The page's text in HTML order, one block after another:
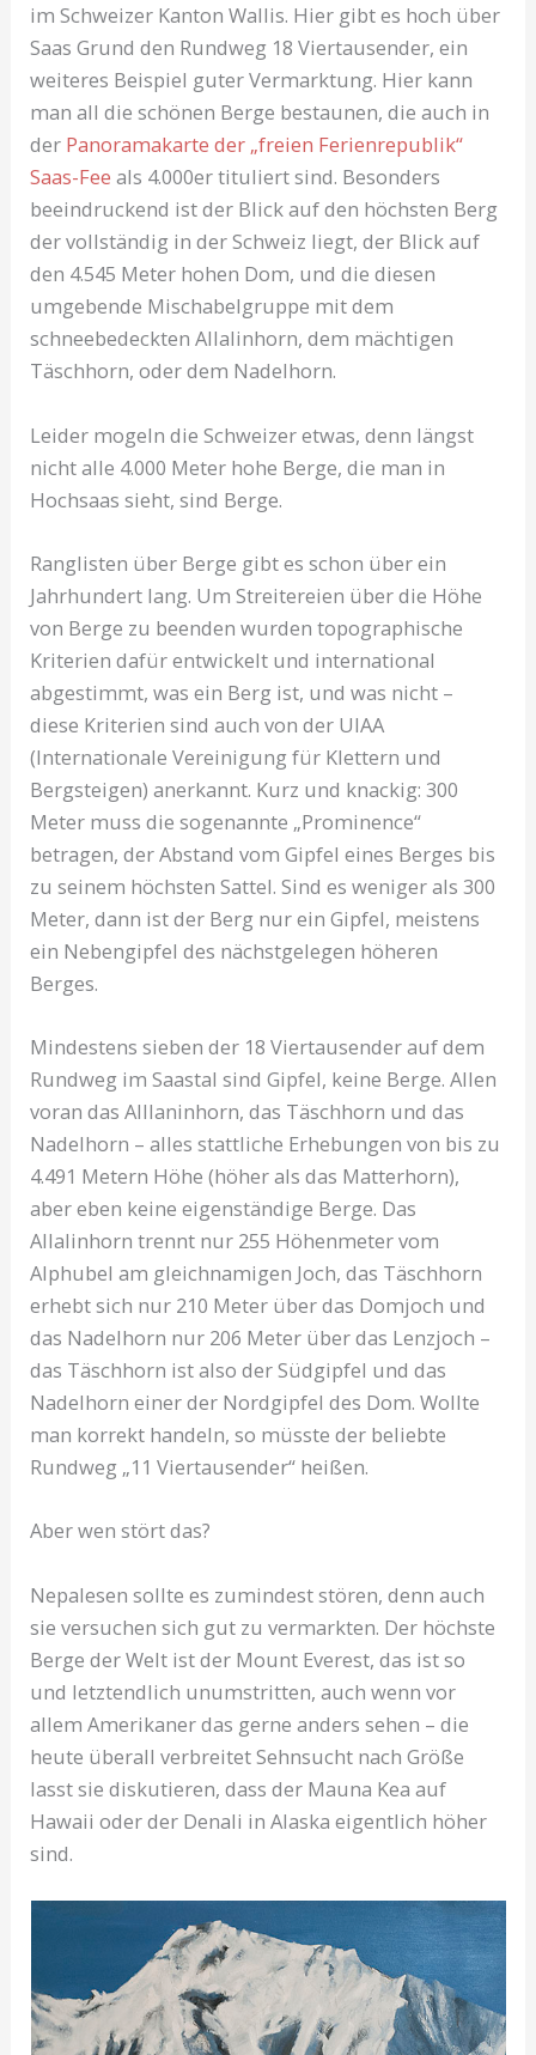
im Schweizer Kanton Wallis. Hier gibt es hoch über
Saas Grund den Rundweg 18 Viertausender, ein
weiteres Beispiel guter Vermarktung. Hier kann
man all die schönen Berge bestaunen, die auch in
der Panoramakarte der „freien Ferienrepublik“
Saas-Feeals 4.000er tituliert sind. Besonders
beeindruckend ist der Blick auf den höchsten Berg
der vollständig in der Schweiz liegt, der Blick auf
den 4.545 Meter hohen Dom, und die diesen
umgebende Mischabelgruppe mit dem
schneebedeckten Allalinhorn, dem mächtigen
Täschhorn, oder dem Nadelhorn.
Leider mogeln die Schweizer etwas, denn längst
nicht alle 4.000 Meter hohe Berge, die man in
Hochsaas sieht, sind Berge.
Ranglisten über Berge gibt es schon über ein
Jahrhundert lang. Um Streitereien über die Höhe
von Berge zu beenden wurden topographische
Kriterien dafür entwickelt und international
abgestimmt, was ein Berg ist, und was nicht –
diese Kriterien sind auch von der UIAA
(Internationale Vereinigung für Klettern und
Bergsteigen) anerkannt. Kurz und knackig: 300
Meter muss die sogenannte „Prominence“
betragen, der Abstand vom Gipfel eines Berges bis
zu seinem höchsten Sattel. Sind es weniger als 300
Meter, dann ist der Berg nur ein Gipfel, meistens
ein Nebengipfel des nächstgelegen höheren
Berges.
Mindestens sieben der 18 Viertausender auf dem
Rundweg im Saastal sind Gipfel, keine Berge. Allen
voran das Alllaninhorn, das Täschhorn und das
Nadelhorn – alles stattliche Erhebungen von bis zu
4.491 Metern Höhe (höher als das Matterhorn),
aber eben keine eigenständige Berge. Das
Allalinhorn trennt nur 255 Höhenmeter vom
Alphubel am gleichnamigen Joch, das Täschhorn
erhebt sich nur 210 Meter über das Domjoch und
das Nadelhorn nur 206 Meter über das Lenzjoch –
das Täschhorn ist also der Südgipfel und das
Nadelhorn einer der Nordgipfel des Dom. Wollte
man korrekt handeln, so müsste der beliebte
Rundweg „11 Viertausender“ heißen.
Aber wen stört das?
Nepalesen sollte es zumindest stören, denn auch
sie versuchen sich gut zu vermarkten. Der höchste
Berge der Welt ist der Mount Everest, das ist so
und letztendlich unumstritten, auch wenn vor
allem Amerikaner das gerne anders sehen – die
heute überall verbreitet Sehnsucht nach Größe
lasst sie diskutieren, dass der Mauna Kea auf
Hawaii oder der Denali in Alaska eigentlich höher
sind.